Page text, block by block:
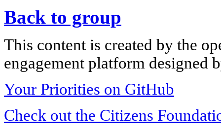
Back to group
This content is created by the
engagement platform designed
Your Priorities on GitHub
Check out the Citizens